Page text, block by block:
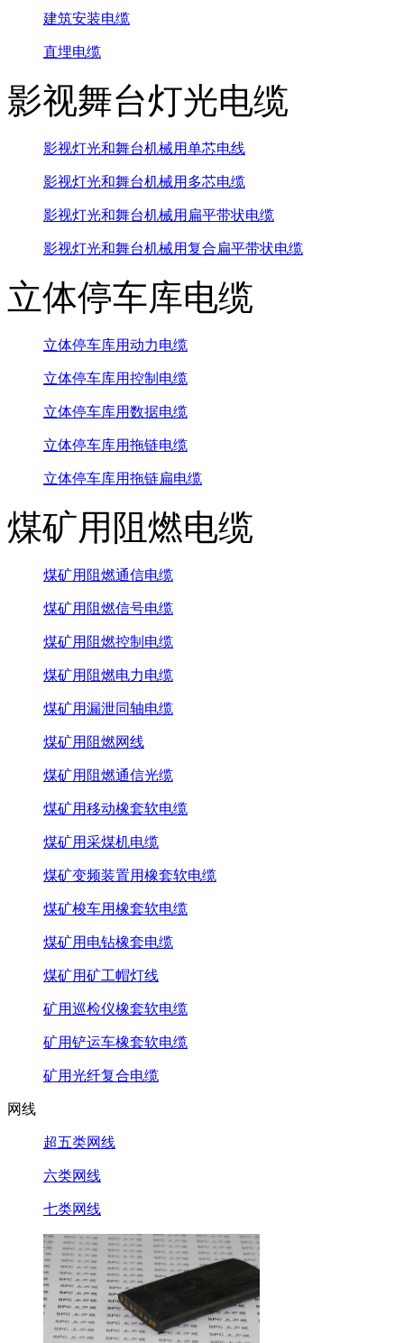
建筑安装电缆
直埋电缆
影视舞台灯光电缆
影视灯光和舞台机械用单芯电线
影视灯光和舞台机械用多芯电缆
影视灯光和舞台机械用扁平带状电缆
影视灯光和舞台机械用复合扁平带状电缆
立体停车库电缆
立体停车库用动力电缆
立体停车库用控制电缆
立体停车库用数据电缆
立体停车库用拖链电缆
立体停车库用拖链扁电缆
煤矿用阻燃电缆
煤矿用阻燃通信电缆
煤矿用阻燃信号电缆
煤矿用阻燃控制电缆
煤矿用阻燃电力电缆
煤矿用漏泄同轴电缆
煤矿用阻燃网线
煤矿用阻燃通信光缆
煤矿用移动橡套软电缆
煤矿用采煤机电缆
煤矿变频装置用橡套软电缆
煤矿梭车用橡套软电缆
煤矿用电钻橡套电缆
煤矿用矿工帽灯线
矿用巡检仪橡套软电缆
矿用铲运车橡套软电缆
矿用光纤复合电缆
网线
超五类网线
六类网线
七类网线